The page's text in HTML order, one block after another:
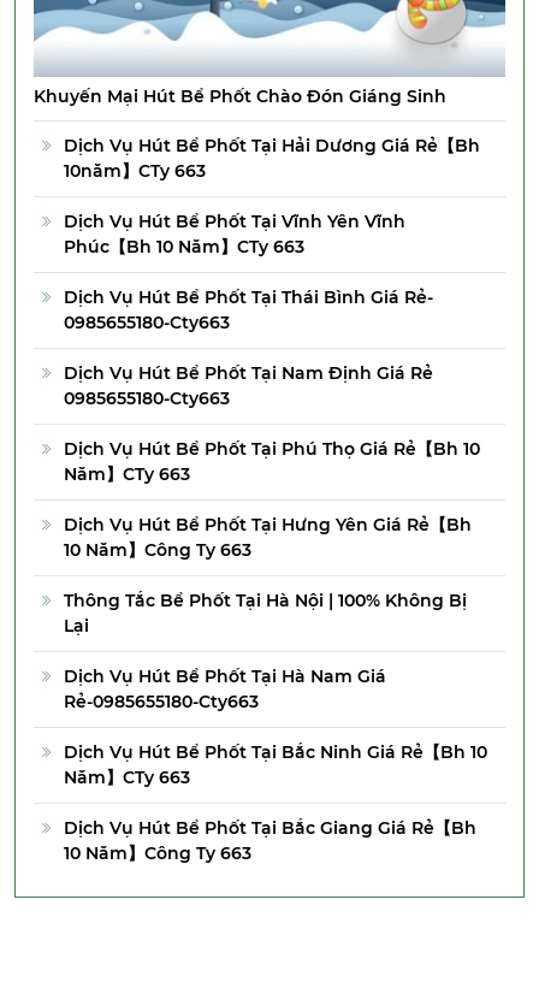
Khuyến Mại Hút Bể Phốt Chào Đón Giáng Sinh
Dịch Vụ Hút Bể Phốt Tại Hải Dương Giá Rẻ【Bh
10năm】CTy 663
Dịch Vụ Hút Bể Phốt Tại Vĩnh Yên Vĩnh
Phúc【Bh 10 Năm】CTy 663
Dịch Vụ Hút Bể Phốt Tại Thái Bình Giá Rẻ-
0985655180-Cty663
Dịch Vụ Hút Bể Phốt Tại Nam Định Giá Rẻ
0985655180-Cty663
Dịch Vụ Hút Bể Phốt Tại Phú Thọ Giá Rẻ【Bh 10
Năm】CTy 663
Dịch Vụ Hút Bể Phốt Tại Hưng Yên Giá Rẻ【Bh
10 Năm】Công Ty 663
Thông Tắc Bể Phốt Tại Hà Nội | 100% Không Bị
Lại
Dịch Vụ Hút Bể Phốt Tại Hà Nam Giá
Rẻ-0985655180-Cty663
Dịch Vụ Hút Bể Phốt Tại Bắc Ninh Giá Rẻ【Bh 10
Năm】CTy 663
Dịch Vụ Hút Bể Phốt Tại Bắc Giang Giá Rẻ【Bh
10 Năm】Công Ty 663